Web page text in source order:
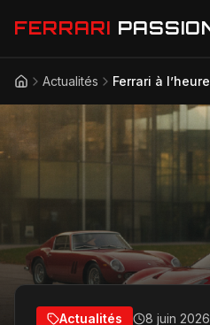
FERRARI
Actualités
Modèles
Lifestyle
AccueilActualités
Actualités 8 juin 2026